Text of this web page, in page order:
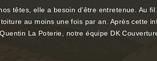
têtes, elle a besoin d’être entretenue. Au
au moins une fois par an. Après cette
La Poterie, notre équipe DK